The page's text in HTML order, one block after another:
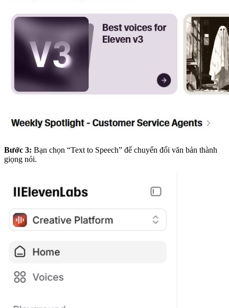
Bước 3: Bạn chọn “Text to Speech” để chuyển đổi văn bản thành
giọng nói.